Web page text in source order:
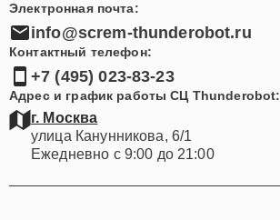
Электронная почта:
info@screm-thunderobot.ru
Контактный телефон:
+7 (495) 023-83-23
Адрес и график работы СЦ Thunderobot:
г. Москва
улица Канунникова, 6/1
Ежедневно с 9:00 до 21:00